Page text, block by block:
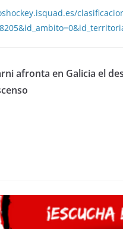
afronta en Galicia el